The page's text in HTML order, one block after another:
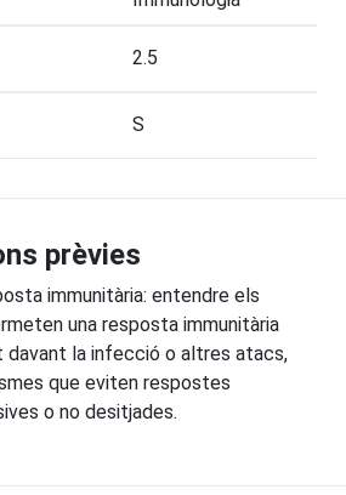
2.5
S
prèvies
immunitària: entendre els
una resposta immunitària
davant la infecció o altres atacs,
que eviten respostes
o no desitjades.